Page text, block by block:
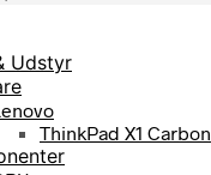
Udstyr
ThinkPad X1 Carbon